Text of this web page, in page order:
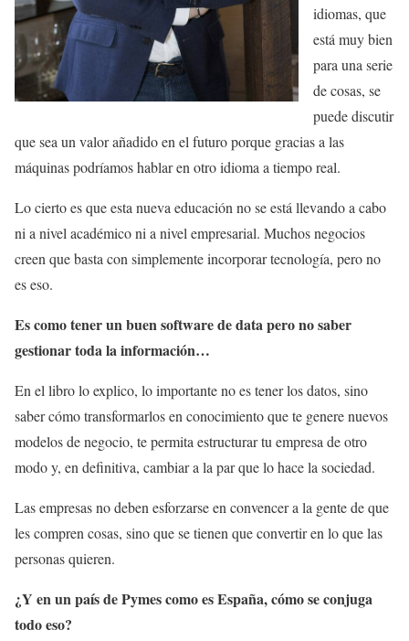
idiomas, que
está muy bien
para una serie
de cosas, se
puede discutir
que sea un valor añadido en el futuro porque gracias a las
máquinas podríamos hablar en otro idioma a tiempo real.
Lo cierto es que esta nueva educación no se está llevando a cabo
ni a nivel académico ni a nivel empresarial. Muchos negocios
creen que basta con simplemente incorporar tecnología, pero no
es eso.
Es como tener un buen software de data pero no saber
gestionar toda la información…
En el libro lo explico, lo importante no es tener los datos, sino
saber cómo transformarlos en conocimiento que te genere nuevos
modelos de negocio, te permita estructurar tu empresa de otro
modo y, en definitiva, cambiar a la par que lo hace la sociedad.
Las empresas no deben esforzarse en convencer a la gente de que
les compren cosas, sino que se tienen que convertir en lo que las
personas quieren.
¿Y en un país de Pymes como es España, cómo se conjuga
todo eso?